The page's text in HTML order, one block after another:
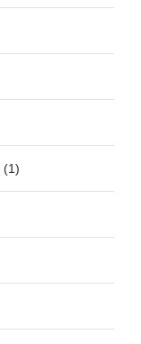
(1)